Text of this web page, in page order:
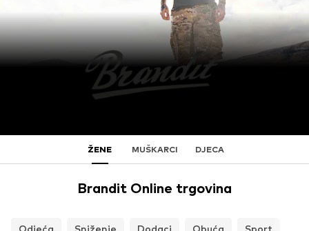
ŽENE MUŠKARCI DJECA
Brandit Online trgovina